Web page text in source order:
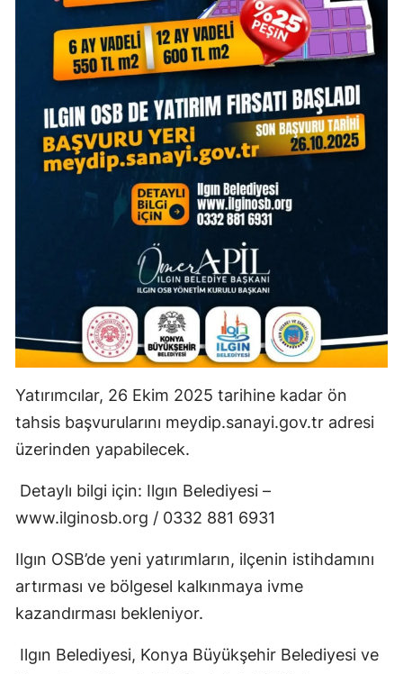
Malatya
Manisa
Kahramanmaraş
Mardin
Muş
Ordu
Rize
Sakarya
Samsun
Sinop
Tekirdağ
Trabzon
Yatırımcılar, 26 Ekim 2025 tarihine kadar ön
tahsis başvurularını meydip.sanayi.gov.tr adresi
üzerinden yapabilecek.
Detaylı bilgi için: Ilgın Belediyesi –
www.ilginosb.org / 0332 881 6931
Ilgın OSB’de yeni yatırımların, ilçenin istihdamını
artırması ve bölgesel kalkınmaya ivme
kazandırması bekleniyor.
Ilgın Belediyesi, Konya Büyükşehir Belediyesi ve